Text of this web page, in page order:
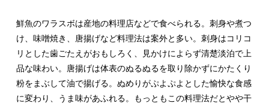
鮮魚のワラスボは産地の料理店などで食べられる。刺身や煮つ
け、味噌焼き、唐揚げなど料理法は案外と多い。刺身はコリコ
リとした歯ごたえがおもしろく、見かけによらず清楚淡泊で上
品な味わい。唐揚げは体表のぬるぬるを取り除かずにかたくり
粉をまぶして油で揚げる。ぬめりがぷよぷよとした愉快な食感
に変わり、うま味があふれる。もっともこの料理法だとやや干